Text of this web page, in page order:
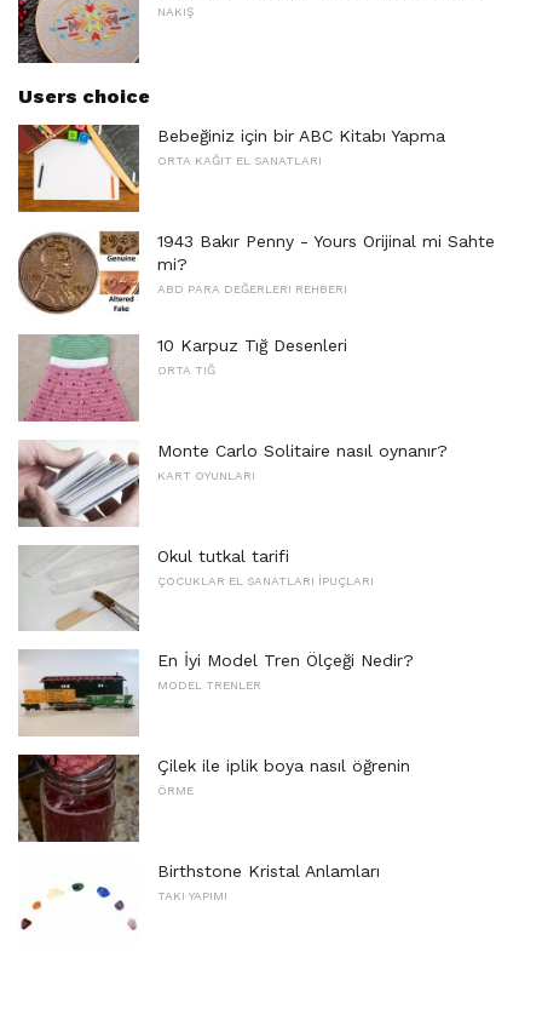
NAKIŞ
Users choice
Bebeğiniz için bir ABC Kitabı Yapma
ORTA KAĞIT EL SANATLARI
1943 Bakır Penny - Yours Orijinal mi Sahte
mi?
ABD PARA DEĞERLERI REHBERI
10 Karpuz Tığ Desenleri
ORTA TIĞ
Monte Carlo Solitaire nasıl oynanır?
KART OYUNLARI
Okul tutkal tarifi
ÇOCUKLAR EL SANATLARI İPUÇLARI
En İyi Model Tren Ölçeği Nedir?
MODEL TRENLER
Çilek ile iplik boya nasıl öğrenin
ÖRME
Birthstone Kristal Anlamları
TAKI YAPIMI